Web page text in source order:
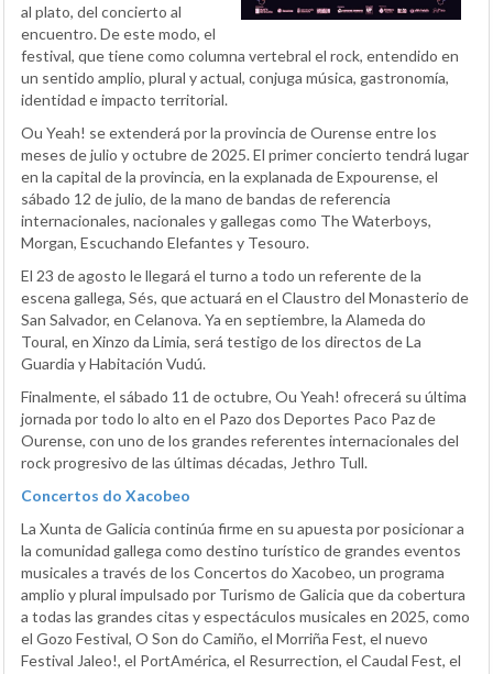
al plato, del concierto al
encuentro. De este modo, el
festival, que tiene como columna vertebral el rock, entendido en
un sentido amplio, plural y actual, conjuga música, gastronomía,
identidad e impacto territorial.
Ou Yeah! se extenderá por la provincia de Ourense entre los
meses de julio y octubre de 2025. El primer concierto tendrá lugar
en la capital de la provincia, en la explanada de Expourense, el
sábado 12 de julio, de la mano de bandas de referencia
internacionales, nacionales y gallegas como The Waterboys,
Morgan, Escuchando Elefantes y Tesouro.
El 23 de agosto le llegará el turno a todo un referente de la
escena gallega, Sés, que actuará en el Claustro del Monasterio de
San Salvador, en Celanova. Ya en septiembre, la Alameda do
Toural, en Xinzo da Limia, será testigo de los directos de La
Guardia y Habitación Vudú.
Finalmente, el sábado 11 de octubre, Ou Yeah! ofrecerá su última
jornada por todo lo alto en el Pazo dos Deportes Paco Paz de
Ourense, con uno de los grandes referentes internacionales del
rock progresivo de las últimas décadas, Jethro Tull.
Concertos do Xacobeo
La Xunta de Galicia continúa firme en su apuesta por posicionar a
la comunidad gallega como destino turístico de grandes eventos
musicales a través de los Concertos do Xacobeo, un programa
amplio y plural impulsado por Turismo de Galicia que da cobertura
a todas las grandes citas y espectáculos musicales en 2025, como
el Gozo Festival, O Son do Camiño, el Morriña Fest, el nuevo
Festival Jaleo!, el PortAmérica, el Resurrection, el Caudal Fest, el